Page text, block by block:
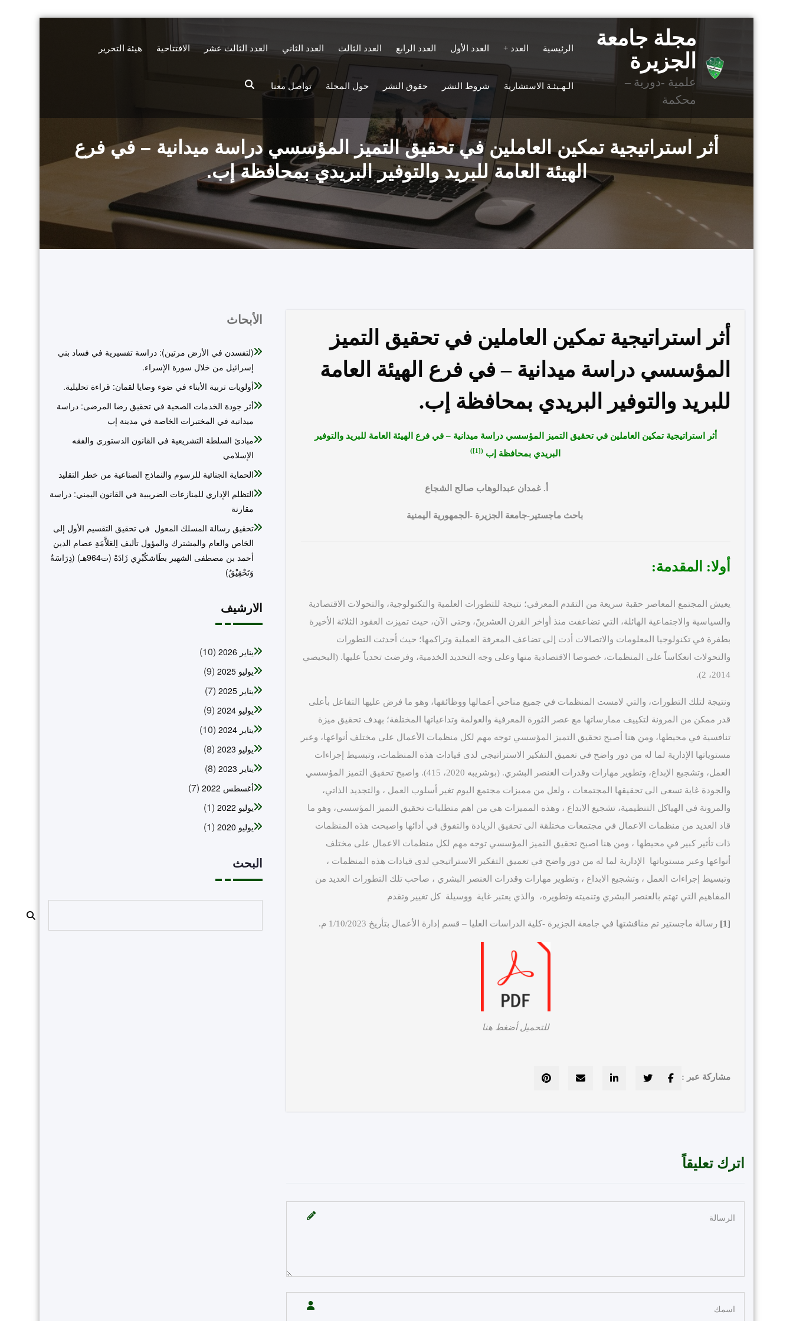
مجلة جامعة
الجزيرة
علمية -دورية –
محكمة
الرئيسية العدد العدد الأول العدد الرابع العدد الثالث العدد الثاني العدد الثالث عشر الافتتاحية هيئة التحرير
الـهـيئـة الاستشارية شروط النشر حقوق النشر حول المجلة تواصل معنا
أثر استراتيجية تمكين العاملين في تحقيق التميز المؤسسي دراسة ميدانية – في فرع
الهيئة العامة للبريد والتوفير البريدي بمحافظة إب.
أثر استراتيجية تمكين العاملين في تحقيق التميز
المؤسسي دراسة ميدانية – في فرع الهيئة العامة
للبريد والتوفير البريدي بمحافظة إب.
أثر استراتيجية تمكين العاملين في تحقيق التميز المؤسسيدراسة ميدانية – في فرع الهيئة العامة للبريد والتوفير
البريدي بمحافظة إب (
[1]
)
أ. غمدان عبدالوهاب صالح الشجاع
باحث ماجستير-جامعة الجزيرة -الجمهورية اليمنية
أولا: المقدمة:
يعيش المجتمع المعاصر حقبة سريعة من التقدم المعرفي؛ نتيجة للتطورات العلمية والتكنولوجية، والتحولات الاقتصادية
والسياسية والاجتماعية الهائلة، التي تضاعفت منذ أواخر القرن العشرينً، وحتى الآن، حيث تميزت العقود الثلاثة الأخيرة
بطفرة في تكنولوجيا المعلومات والاتصالات أدت إلى تضاعف المعرفة العملية وتراكمها؛ حيث أحدثت التطورات
والتحولات انعكاساً على المنظمات، خصوصا الاقتصادية منها وعلى وجه التحديد الخدمية، وفرضت تحدياً عليها. (البحيصي
2014، 2).
ونتيجة لتلك التطورات، والتي لامست المنظمات في جميع مناحي أعمالها ووظائفها، وهو ما فرض عليها التفاعل بأعلى
قدر ممكن من المرونة لتكييف ممارساتها مع عصر الثورة المعرفية والعولمة وتداعياتها المختلفة؛ بهدف تحقيق ميزة
تنافسية في محيطها، ومن هنا أصبح تحقيق التميز المؤسسي توجه مهم لكل منظمات الأعمال على مختلف أنواعها، وعبر
مستوياتها الإدارية لما له من دور واضح في تعميق التفكير الاستراتيجي لدى قيادات هذه المنظمات، وتبسيط إجراءات
العمل، وتشجيع الإبداع، وتطوير مهارات وقدرات العنصر البشري. (بوشريبه 2020، 415). واصبح تحقيق التميز المؤسسي
والجودة غاية تسعى الى تحقيقها المجتمعات ، ولعل من مميزات مجتمع اليوم تغير أسلوب العمل ، والتجديد الذاتي،
والمرونة في الهياكل التنظيمية، تشجيع الابداع ، وهذه المميزات هي من اهم متطلبات تحقيق التميز المؤسسي، وهو ما
قاد العديد من منظمات الاعمال في مجتمعات مختلقة الى تحقيق الريادة والتفوق في أدائها واصبحت هذه المنظمات
ذات تأثير كبير في محيطها ، ومن هنا اصبح تحقيق التميز المؤسسي توجه مهم لكل منظمات الاعمال على مختلف
أنواعها وعبر مستوياتها الإدارية لما له من دور واضح في تعميق التفكير الاستراتيجي لدى قيادات هذه المنظمات ،
وتبسيط إجراءات العمل ، وتشجيع الابداع ، وتطوير مهارات وقدرات العنصر البشري ، صاحب تلك التطورات العديد من
المفاهيم التي تهتم بالعنصر البشري وتنميته وتطويره، والذي يعتبر غاية ووسيلة كل تغيير وتقدم
[1] رسالة ماجستير تم مناقشتها في جامعة الجزيرة -كلية الدراسات العليا – قسم إدارة الأعمال بتأريخ 1/10/2023 م.
للتحميل أضغط هنا
مشاركة عبر :
اترك تعليقاً
الأبحاث
(لتفسدن في الأرض مرتين): دراسة تفسيرية في فساد بني
إسرائيل من خلال سورة الإسراء.
أولويات تربية الأبناء في ضوء وصايا لقمان: قراءة تحليلية.
أثر جودة الخدمات الصحية في تحقيق رضا المرضى: دراسة
ميدانية في المختبرات الخاصة في مدينة إب
مبادئ السلطة التشريعية في القانون الدستوري والفقه
الإسلامي
الحماية الجنائية للرسوم والنماذج الصناعية من خطر التقليد
التظلم الإداري للمنازعات الضريبية في القانون اليمني: دراسة
مقارنة
تحقيق رسالة المسلك المعول في تحقيق التقسيم الأول إلى
الخاص والعام والمشترك والمؤول تأليف اِلعَلاَّمَةِ عصام الدين
أحمد بن مصطفى الشهير بطَاشكُبْرِي زَادَهْ (ت964هـ) (دِرَاسَةٌ
وَتَحْقِيْقٌ)
الارشيف
يناير 2026 (10)
يوليو 2025 (9)
يناير 2025 (7)
يوليو 2024 (9)
يناير 2024 (10)
يوليو 2023 (8)
يناير 2023 (8)
أغسطس 2022 (7)
يوليو 2022 (1)
يوليو 2020 (1)
البحث